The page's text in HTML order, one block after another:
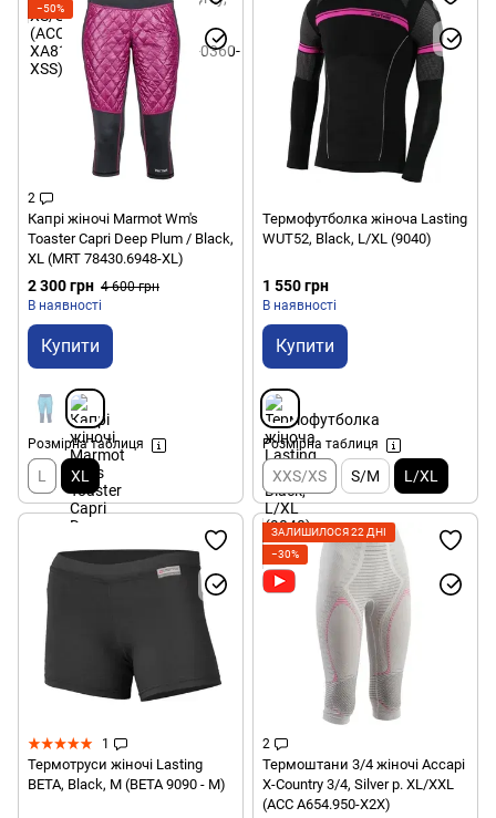
−50%
2
Капрі жіночі Marmot Wm's
Toaster Capri Deep Plum / Black,
XL (MRT 78430.6948-XL)
2 300 грн 4 600 грн
В наявності
Купити
Розмірна таблиця
L XL
Термофутболка жіноча Lasting
WUT52, Black, L/XL (9040)
1 550 грн
В наявності
Купити
Розмірна таблиця
XXS/XS S/M L/XL
1
Термотруси жіночі Lasting
BETA, Black, M (BETA 9090 - M)
ЗАЛИШИЛОСЯ 22 ДНІ
−30%
2
Термоштани 3/4 жіночі Accapi
X-Country 3/4, Silver р. XL/XXL
(ACC А654.950-X2X)